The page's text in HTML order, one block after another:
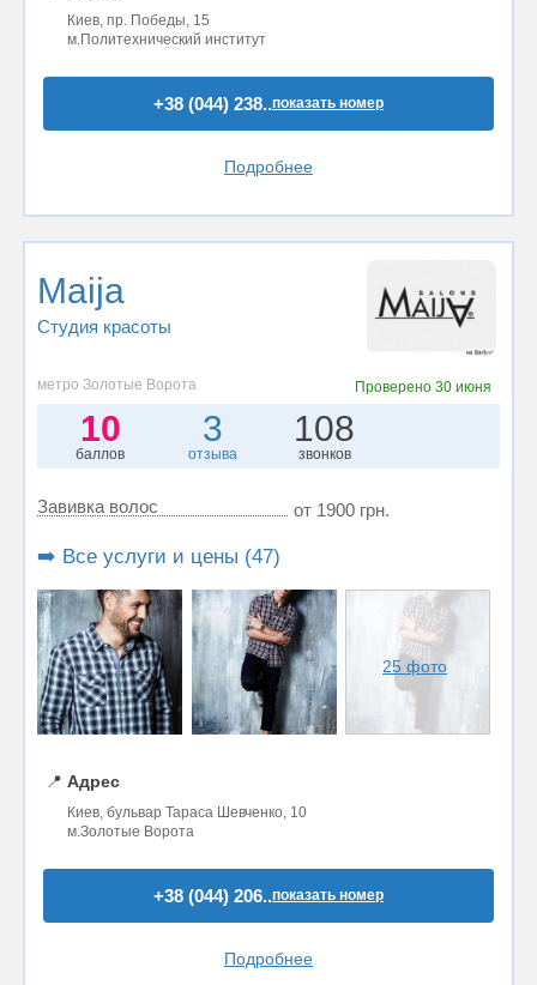
Киев, пр. Победы, 15
м.Политехнический институт
+38 (044) 238..показать номер
Подробнее
Maija
Студия красоты
метро Золотые Ворота Проверено 30 июня
10
баллов
3
отзыва
108
звонков
Завивка волос от 1900 грн.
➡️ Все услуги и цены (47)
25 фото
📍 Адрес
Киев, бульвар Тараса Шевченко, 10
м.Золотые Ворота
+38 (044) 206..показать номер
Подробнее